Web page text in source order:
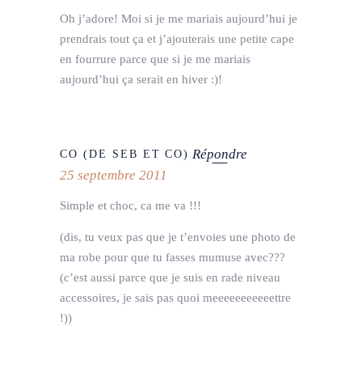
Oh j’adore! Moi si je me mariais aujourd’hui je
prendrais tout ça et j’ajouterais une petite cape
en fourrure parce que si je me mariais
aujourd’hui ça serait en hiver :)!
CO (DE SEB ET CO) Répondre
25 septembre 2011
Simple et choc, ca me va !!!
(dis, tu veux pas que je t’envoies une photo de
ma robe pour que tu fasses mumuse avec???
(c’est aussi parce que je suis en rade niveau
accessoires, je sais pas quoi meeeeeeeeeeettre
!))